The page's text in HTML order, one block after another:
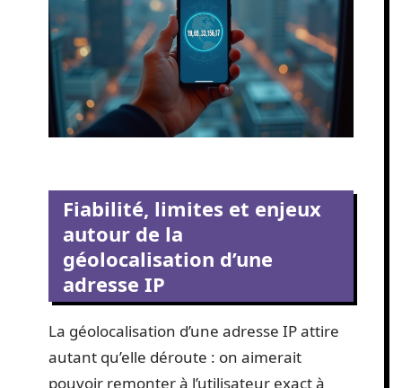
Fiabilité, limites et enjeux
autour de la
géolocalisation d’une
adresse IP
La géolocalisation d’une adresse IP attire
autant qu’elle déroute : on aimerait
pouvoir remonter à l’utilisateur exact à